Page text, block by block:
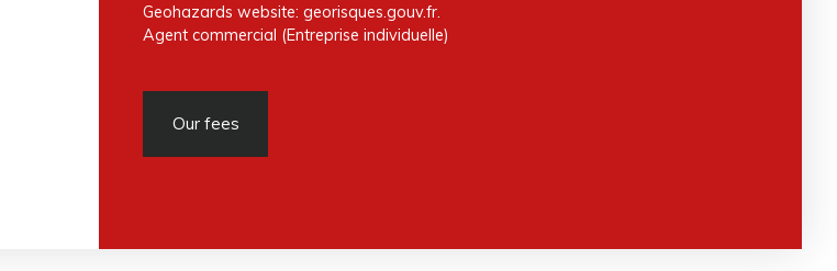
Geohazards website: georisques.gouv.fr.
Agent commercial (Entreprise individuelle)
Our fees